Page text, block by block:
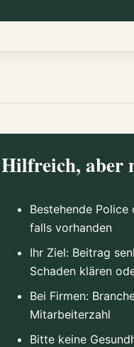
Hilfreich, aber
Bestehende
falls vorhanden
Ihr Ziel: Beitrag
Schaden klären
Bei Firmen:
Mitarbeiterzahl
Bitte keine